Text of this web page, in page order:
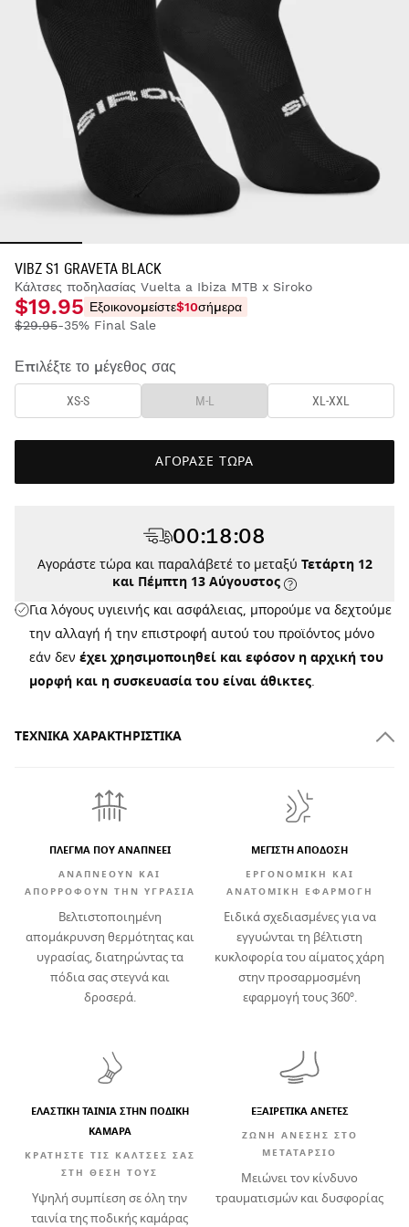
VIBZ S1 GRAVETA BLACK
Κάλτσες ποδηλασίας Vuelta a Ibiza MTB x Siroko
$19.95 Εξοικονομείστε$10σήμερα
$29.95-35% Final Sale
Επιλέξτε το μέγεθος σας
XS-S
M-L XL-XXL
ΑΓΟΡΑΣΕ ΤΩΡΑ
Για λόγους υγιεινής και ασφάλειας, μπορούμε να δεχτούμε
την αλλαγή ή την επιστροφή αυτού του προϊόντος μόνο
εάν δεν έχει χρησιμοποιηθεί και εφόσον η αρχική του
μορφή και η συσκευασία του είναι άθικτες.
00:18:08
Αγοράστε τώρα και παραλάβετέ το μεταξύ Τετάρτη 12
και Πέμπτη 13 Αύγουστος
ΤΕΧΝΙΚΆ ΧΑΡΑΚΤΗΡΙΣΤΙΚΆ
ΠΛΈΓΜΑ ΠΟΥ ΑΝΑΠΝΈΕΙ
ΑΝΑΠΝΈΟΥΝ ΚΑΙ
ΑΠΟΡΡΟΦΟΎΝ ΤΗΝ ΥΓΡΑΣΊΑ
Βελτιστοποιημένη
απομάκρυνση θερμότητας και
υγρασίας, διατηρώντας τα
πόδια σας στεγνά και
δροσερά.
ΜΕΓΙΣΤΗ ΑΠΟΔΟΣΗ
ΕΡΓΟΝΟΜΙΚΉ ΚΑΙ
ΑΝΑΤΟΜΙΚΉ ΕΦΑΡΜΟΓΉ
Ειδικά σχεδιασμένες για να
εγγυώνται τη βέλτιστη
κυκλοφορία του αίματος χάρη
στην προσαρμοσμένη
εφαρμογή τους 360º.
ΕΛΑΣΤΙΚΗ ΤΑΙΝΙΑ ΣΤΗΝ ΠΟΔΙΚΗ
ΚΑΜΑΡΑ
ΚΡΑΤΉΣΤΕ ΤΙΣ ΚΆΛΤΣΕΣ ΣΑΣ
ΣΤΗ ΘΈΣΗ ΤΟΥΣ
Υψηλή συμπίεση σε όλη την
ταινία της ποδικής καμάρας
ΕΞΑΙΡΕΤΙΚΑ ΑΝΕΤΕΣ
ΖΏΝΗ ΆΝΕΣΗΣ ΣΤΟ
ΜΕΤΑΤΆΡΣΙΟ
Μειώνει τον κίνδυνο
τραυματισμών και δυσφορίας